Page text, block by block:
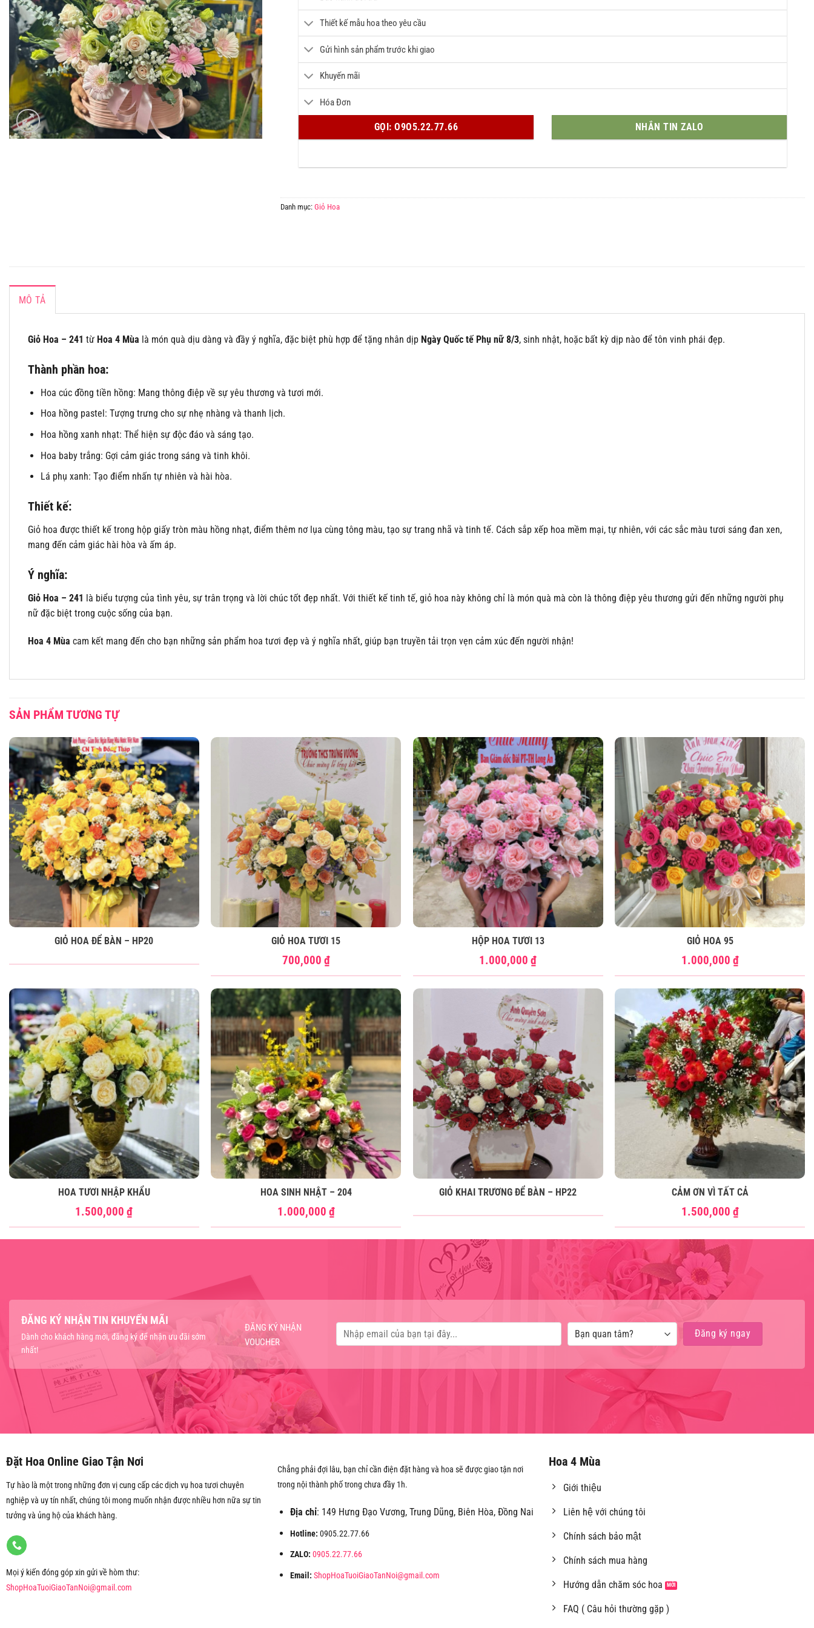
Thiết kế mẫu hoa theo yêu cầu
Gửi hình sản phẩm trước khi giao
Khuyến mãi
Hóa Đơn
GỌI: O9O5.22.77.66 NHẮN TIN ZALO
Danh mục: Giỏ Hoa
MÔ TẢ
Giỏ Hoa – 241 từ Hoa 4 Mùa là món quà dịu dàng và đầy ý nghĩa, đặc biệt phù hợp để tặng nhân dịp Ngày Quốc tế Phụ nữ 8/3, sinh nhật, hoặc bất kỳ dịp nào để tôn vinh phái đẹp.
Thành phần hoa:
Hoa cúc đồng tiền hồng: Mang thông điệp về sự yêu thương và tươi mới.
Hoa hồng pastel: Tượng trưng cho sự nhẹ nhàng và thanh lịch.
Hoa hồng xanh nhạt: Thể hiện sự độc đáo và sáng tạo.
Hoa baby trắng: Gợi cảm giác trong sáng và tinh khôi.
Lá phụ xanh: Tạo điểm nhấn tự nhiên và hài hòa.
Thiết kế:
Giỏ hoa được thiết kế trong hộp giấy tròn màu hồng nhạt, điểm thêm nơ lụa cùng tông màu, tạo sự trang nhã và tinh tế. Cách sắp xếp hoa mềm mại, tự nhiên, với các sắc màu tươi sáng đan xen,
mang đến cảm giác hài hòa và ấm áp.
Ý nghĩa:
Giỏ Hoa – 241 là biểu tượng của tình yêu, sự trân trọng và lời chúc tốt đẹp nhất. Với thiết kế tinh tế, giỏ hoa này không chỉ là món quà mà còn là thông điệp yêu thương gửi đến những người phụ
nữ đặc biệt trong cuộc sống của bạn.
Hoa 4 Mùa cam kết mang đến cho bạn những sản phẩm hoa tươi đẹp và ý nghĩa nhất, giúp bạn truyền tải trọn vẹn cảm xúc đến người nhận!
SẢN PHẨM TƯƠNG TỰ
GIỎ HOA ĐỂ BÀN – HP20 GIỎ HOA TƯƠI 15
700,000 ₫
HỘP HOA TƯƠI 13
1.000,000₫
GIỎ HOA 95
1.000,000 ₫
HOA TƯƠI NHẬP KHẨU
1.500,000₫
HOA SINH NHẬT – 204
1.000,000 ₫
GIỎ KHAI TRƯƠNG ĐỂ BÀN – HP22 CẢM ƠN VÌ TẤT CẢ
1.500,000 ₫
ĐĂNG KÝ NHẬN TIN KHUYẾN MÃI
Dành cho khách hàng mới, đăng ký để nhận ưu đãi sớm
nhất!
ĐĂNG KÝ NHẬN
VOUCHER
Đặt Hoa Online Giao Tận Nơi
Tự hào là một trong những đơn vị cung cấp các dịch vụ hoa tươi chuyên
nghiệp và uy tín nhất, chúng tôi mong muốn nhận được nhiều hơn nữa sự tin
tưởng và ủng hộ của khách hàng.
Mọi ý kiến đóng góp xin gửi về hòm thư:
ShopHoaTuoiGiaoTanNoi@gmail.com
Chẳng phải đợi lâu, bạn chỉ cần điện đặt hàng và hoa sẽ được giao tận nơi
trong nội thành phố trong chưa đầy 1h.
Địa chỉ: 149 Hưng Đạo Vương, Trung Dũng, Biên Hòa, Đồng Nai
Hotline: 0905.22.77.66
ZALO: 0905.22.77.66
Email: ShopHoaTuoiGiaoTanNoi@gmail.com
Hoa 4 Mùa
Giới thiệu
Liên hệ với chúng tôi
Chính sách bảo mật
Chính sách mua hàng
Hướng dẫn chăm sóc hoa
FAQ ( Câu hỏi thường gặp )